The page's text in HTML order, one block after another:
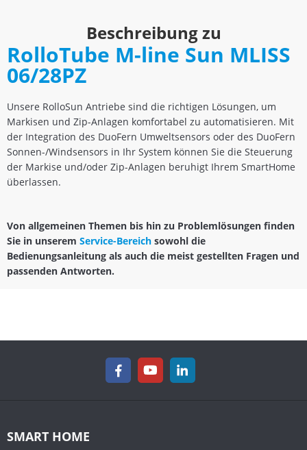
Beschreibung zu
RolloTube M-line Sun MLISS
06/28PZ
Unsere RolloSun Antriebe sind die richtigen Lösungen, um
Markisen und Zip-Anlagen komfortabel zu automatisieren. Mit
der Integration des DuoFern Umweltsensors oder des DuoFern
Sonnen-/Windsensors in Ihr System können Sie die Steuerung
der Markise und/oder Zip-Anlagen beruhigt Ihrem SmartHome
überlassen.
Von allgemeinen Themen bis hin zu Problemlösungen finden
Sie in unserem Service-Bereich sowohl die
Bedienungsanleitung als auch die meist gestellten Fragen und
passenden Antworten.
SMART HOME